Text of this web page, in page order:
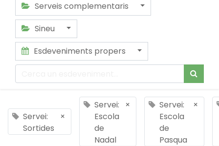
Serveis complementaris
Sineu
Esdeveniments propers
Servei:
Sortides
×
Servei:
Escola
de
Nadal
×
Servei:
Escola
de
Pasqua
×